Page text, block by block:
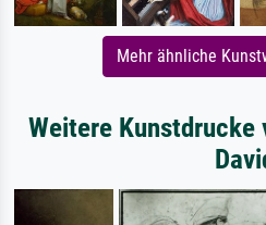
Mehr ähnliche
Weitere Kunstdrucke